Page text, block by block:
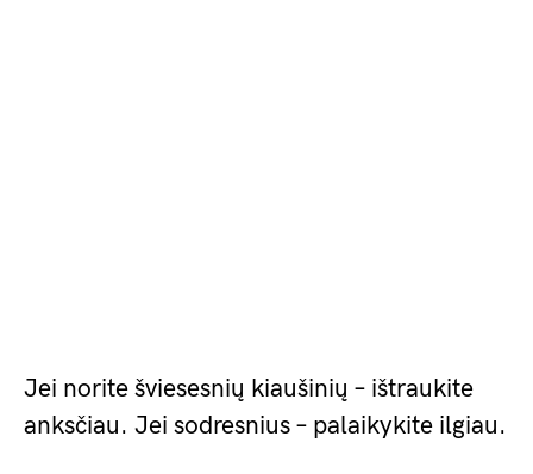
Jei norite šviesesnių kiaušinių – ištraukite
anksčiau. Jei sodresnius – palaikykite ilgiau.